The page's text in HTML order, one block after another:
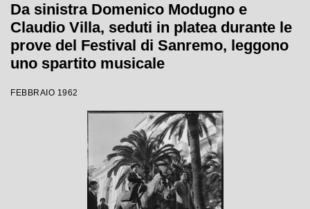
Da sinistra Domenico Modugno e
Claudio Villa, seduti in platea durante le
prove del Festival di Sanremo, leggono
uno spartito musicale
FEBBRAIO 1962